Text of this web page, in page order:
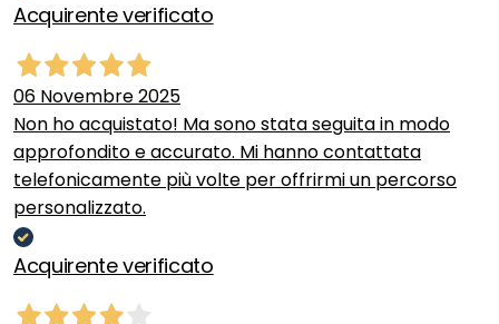
Acquirente verificato
06 Novembre 2025
Non ho acquistato! Ma sono stata seguita in modo
approfondito e accurato. Mi hanno contattata
telefonicamente più volte per offrirmi un percorso
personalizzato.
Acquirente verificato